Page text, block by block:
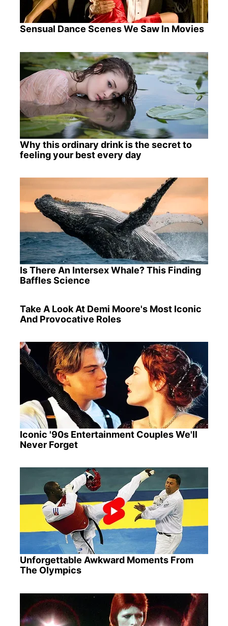
Sensual Dance Scenes We Saw In Movies
Why this ordinary drink is the secret to
feeling your best every day
Is There An Intersex Whale? This Finding
Baffles Science
Take A Look At Demi Moore's Most Iconic
And Provocative Roles
Iconic '90s Entertainment Couples We'll
Never Forget
Unforgettable Awkward Moments From
The Olympics